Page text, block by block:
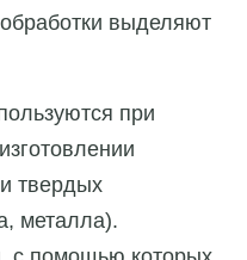
выделяют
при
твердых
металла).